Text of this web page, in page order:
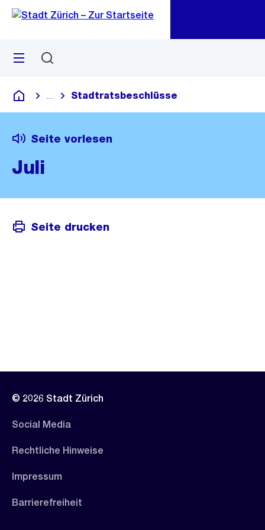
Navigation
Sprunglink
Menü
Deutsch
Blende alle Breadcrumbs ein
Stadtratsbeschlüsse
Seite vorlesen
Juli
Seite drucken
© 2026 Stadt Zürich
Social Media
Rechtliche Hinweise
Impressum
Barrierefreiheit